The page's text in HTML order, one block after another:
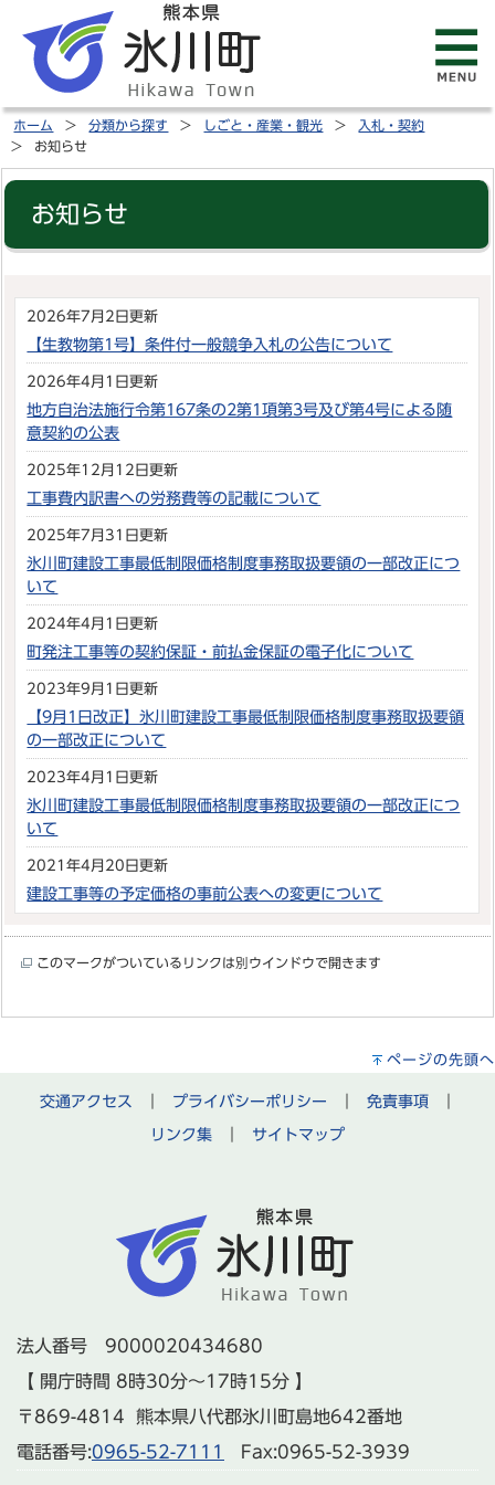
ホーム 分類から探す しごと・産業・観光
入札・契約
お知らせ
お知らせ
2026年7月2日更新
【生教物第1号】条件付一般競争入札の公告について
2026年4月1日更新
地方自治法施行令第167条の2第1項第3号及び第4号による随
意契約の公表
2025年12月12日更新
工事費内訳書への労務費等の記載について
2025年7月31日更新
氷川町建設工事最低制限価格制度事務取扱要領の一部改正につ
いて
2024年4月1日更新
町発注工事等の契約保証・前払金保証の電子化について
2023年9月1日更新
【9月1日改正】氷川町建設工事最低制限価格制度事務取扱要領
の一部改正について
2023年4月1日更新
氷川町建設工事最低制限価格制度事務取扱要領の一部改正につ
いて
2021年4月20日更新
建設工事等の予定価格の事前公表への変更について
このマークがついているリンクは別ウインドウで開きます
ページの先頭へ
交通アクセス プライバシーポリシー 免責事項
リンク集
サイトマップ
法人番号 9000020434680
【 開庁時間 8時30分～17時15分 】
〒869-4814 熊本県八代郡氷川町島地642番地
電話番号:0965-52-7111 Fax:0965-52-3939